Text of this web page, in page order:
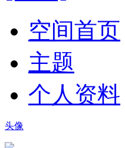
空间首页
主题
个人资料
头像